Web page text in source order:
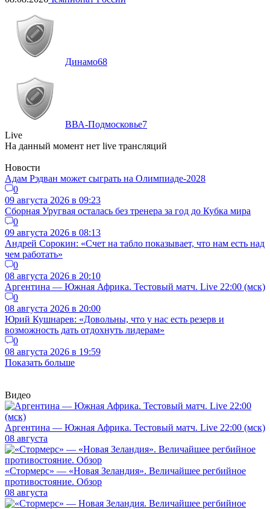
Динамо68
ВВА-Подмосковье7
Live
На данный момент нет live трансляций
Новости
Адам Рэдван может сыграть на Олимпиаде-2028
0
09 августа 2026 в 09:23
Сборная Уругвая осталась без тренера за год до Кубка мира
0
09 августа 2026 в 08:13
Андрей Сорокин: «Счет на табло показывает, что нам есть над
чем работать»
0
08 августа 2026 в 20:10
Аргентина — Южная Африка. Тестовый матч. Live 22:00 (мск)
0
08 августа 2026 в 20:00
Юрий Кушнарев: «Довольны, что у нас есть резерв и
возможность дать отдохнуть лидерам»
0
08 августа 2026 в 19:59
Показать больше
Видео
Аргентина — Южная Африка. Тестовый матч. Live 22:00 (мск)
08 августа
«Стормерс» — «Новая Зеландия». Величайшее регбийное
противостояние. Обзор
08 августа